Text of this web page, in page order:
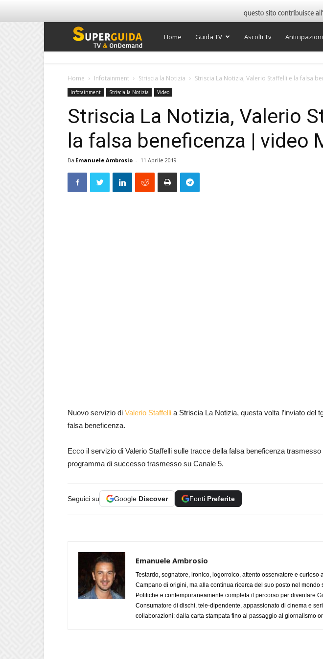
Super
TV
Home Guida TV Ascolti Tv
Home Infotainment Striscia la Notizia Striscia La Notizia, Valerio Staffelli e la falsa
Infotainment Striscia la Notizia Video
Striscia La Notizia, Valerio
la falsa beneficenza | video
Da Emanuele Ambrosio - 11 Aprile 2019
Nuovo servizio di Valerio Staffelli a Striscia La Notizia, questa volta l’inviato del
falsa beneficenza.
Ecco il servizio di Valerio Staffelli sulle tracce della falsa beneficenza trasmesso
programma di successo trasmesso su Canale 5.
Seguici su Google Discover Fonti Preferite
Emanuele Ambrosio
Testardo, sognatore, ironico, logorroico, attento osservatore e curioso
Campano di origini, ma alla continua ricerca del suo posto nel mondo
Politiche e contemporaneamente completa il percorso per diventare
Consumatore di dischi, tele-dipendente, appassionato di cinema e
collaborazioni: dalla carta stampata fino al passaggio al giornalismo